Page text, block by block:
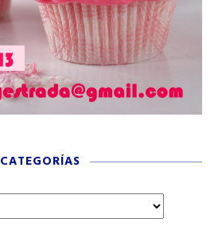
CATEGORÍAS